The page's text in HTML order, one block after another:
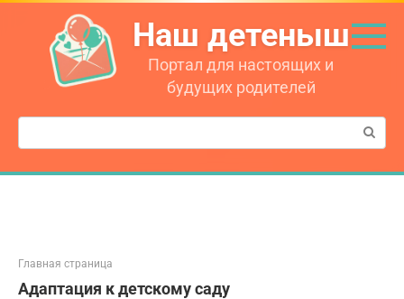
Перейти
контенту
Наш детеныш
Портал для настоящих и
будущих родителей
Поиск:
Главная страница
Адаптация к детскому саду